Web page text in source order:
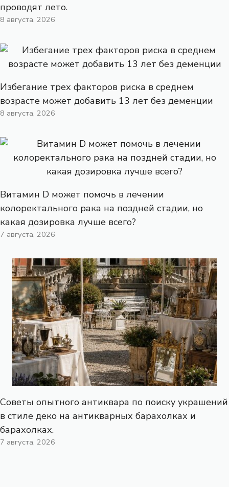
проводят лето.
8 августа, 2026
Избегание трех факторов риска в среднем
возрасте может добавить 13 лет без деменции
8 августа, 2026
Витамин D может помочь в лечении
колоректального рака на поздней стадии, но
какая дозировка лучше всего?
7 августа, 2026
Советы опытного антиквара по поиску украшений
в стиле деко на антикварных барахолках и
барахолках.
7 августа, 2026